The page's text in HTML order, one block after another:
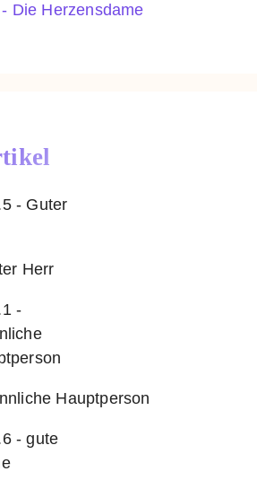
Die Herzensdame
Herr
Hauptperson